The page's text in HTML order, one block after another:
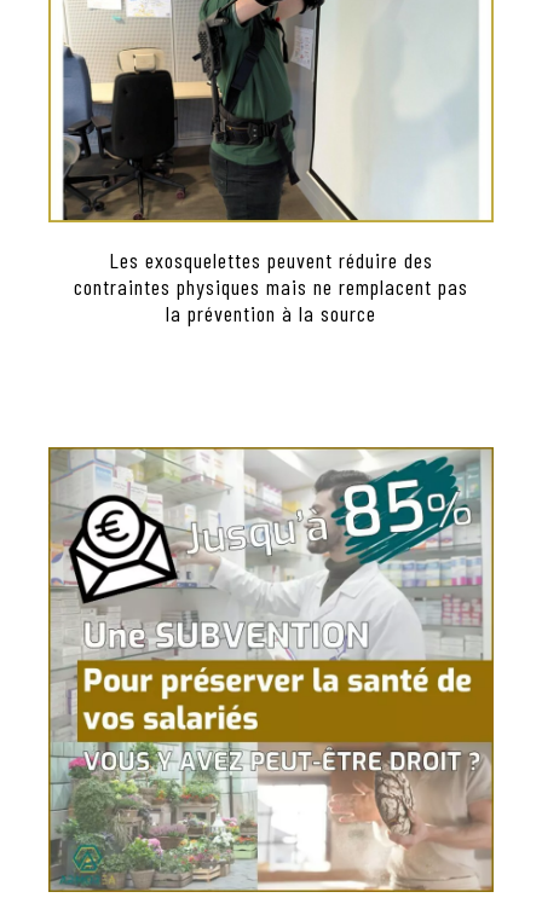
Les exosquelettes peuvent réduire des
contraintes physiques mais ne remplacent pas
la prévention à la source